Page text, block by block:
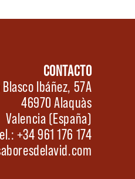
CONTACTO
Ibáñez, 57A
46970 Alaquàs
Valencia (España)
+34 961 176 174